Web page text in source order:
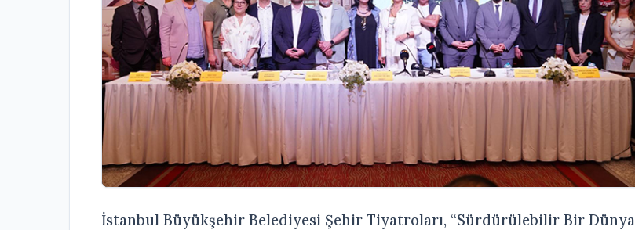
İstanbul Büyükşehir Belediyesi Şehir Tiyatroları, “Sürdürülebilir Bir Dünya